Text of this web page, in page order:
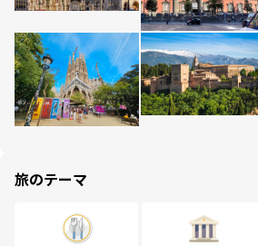
旅のテーマ